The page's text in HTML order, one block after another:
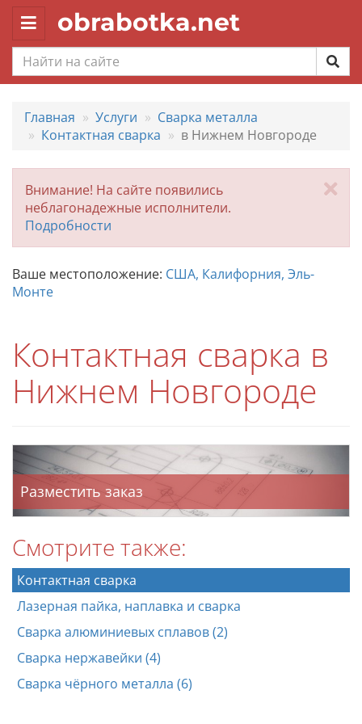
Toggle
navigation
obrabotka.net
Главная Услуги
Сварка металла
Контактная сварка
в Нижнем Новгороде
Внимание! На сайте появились
неблагонадежные исполнители.
Подробности
Ваше местоположение: США, Калифорния, Эль-
Монте
Контактная сварка в
Нижнем Новгороде
Разместить заказ
Смотрите также:
Контактная сварка
Лазерная пайка, наплавка и сварка
Сварка алюминиевых сплавов (2)
Сварка нержавейки (4)
Сварка чёрного металла (6)